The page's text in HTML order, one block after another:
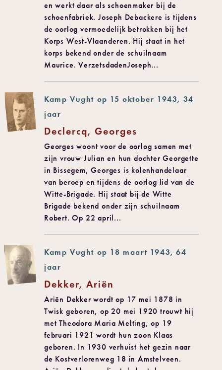
en werkt daar als schoenmaker bij de
schoenfabriek. Joseph Debackere is tijdens
de oorlog vermoedelijk betrokken bij het
Korps West-Vlaanderen. Hij staat in het
korps bekend onder de schuilnaam
Maurice. VerzetsdadenJoseph...
Kamp Vught op 15 oktober 1943, 34
jaar
Declercq, Georges
Georges woont voor de oorlog samen met
zijn vrouw Julian en hun dochter Georgette
in Bissegem, Georges is kolenhandelaar
van beroep en tijdens de oorlog lid van de
Witte-Brigade. Hij staat bij de Witte
Brigade bekend onder zijn schuilnaam
Robert. Op 22 april...
Kamp Vught op 18 maart 1943, 64
jaar
Dekker, Ariën
Ariën Dekker wordt op 17 mei 1878 in
Twisk geboren, op 20 mei 1920 trouwt hij
met Theodora Maria Melting, op 19
februari 1921 wordt hun zoon Klaas
geboren. In 1930 verhuist het gezin naar
de Kostverlorenweg 18 in Amstelveen.